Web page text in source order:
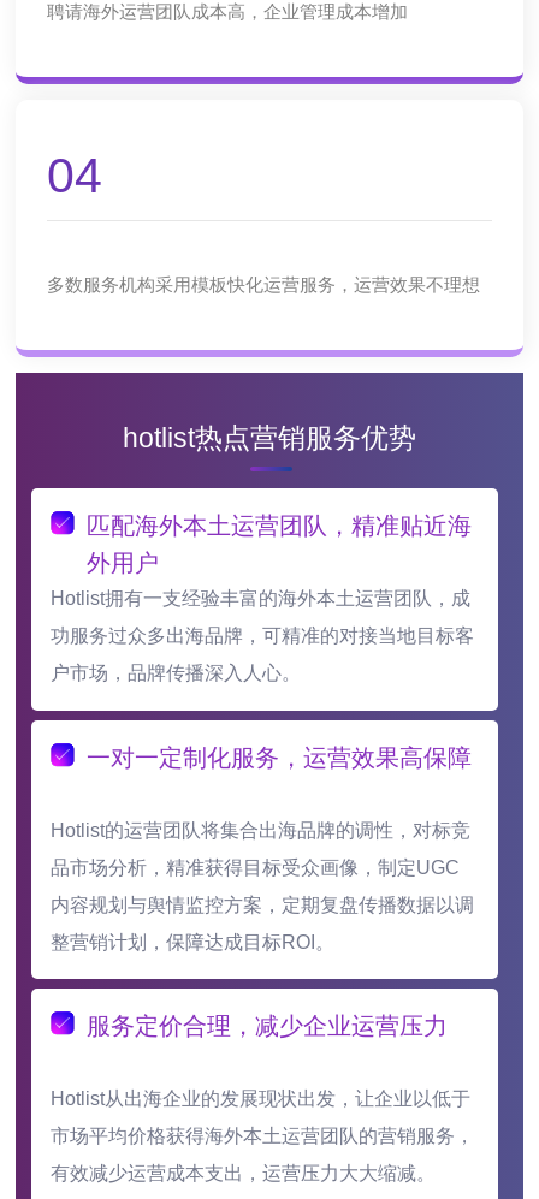
聘请海外运营团队成本高，企业管理成本增加
04
多数服务机构采用模板快化运营服务，运营效果不理想
hotlist热点营销服务优势
匹配海外本土运营团队，精准贴近海
外用户
Hotlist拥有一支经验丰富的海外本土运营团队，成
功服务过众多出海品牌，可精准的对接当地目标客
户市场，品牌传播深入人心。
一对一定制化服务，运营效果高保障
Hotlist的运营团队将集合出海品牌的调性，对标竞
品市场分析，精准获得目标受众画像，制定UGC
内容规划与舆情监控方案，定期复盘传播数据以调
整营销计划，保障达成目标ROI。
服务定价合理，减少企业运营压力
Hotlist从出海企业的发展现状出发，让企业以低于
市场平均价格获得海外本土运营团队的营销服务，
有效减少运营成本支出，运营压力大大缩减。